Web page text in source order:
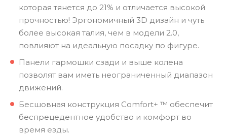
которая тянется до 21% и отличается высокой
прочностью! Эргономичный 3D дизайн и чуть
более высокая талия, чем в модели 2.0,
повлияют на идеальную посадку по фигуре.
Панели гармошки сзади и выше колена
позволят вам иметь неограниченный диапазон
движений.
Бесшовная конструкция Comfort+ ™ обеспечит
беспрецедентное удобство и комфорт во
время езды.